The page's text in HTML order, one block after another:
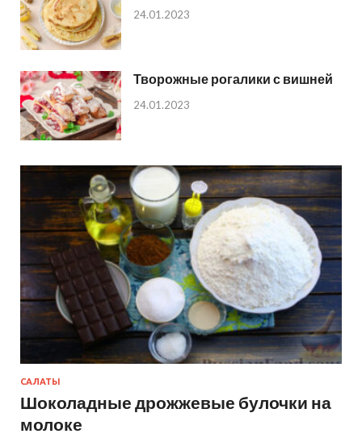
24.01.2023
Творожные рогалики с вишней
24.01.2023
САЛАТЫ
Шоколадные дрожжевые булочки на
молоке